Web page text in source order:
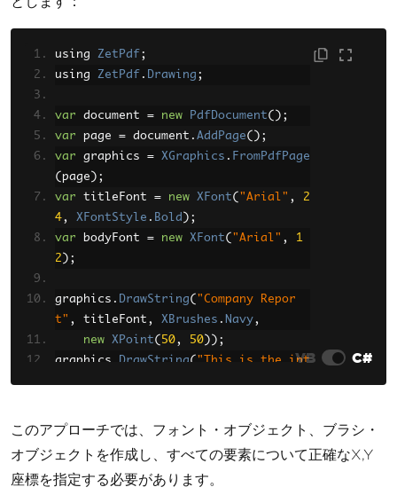
using ZetPdf ;
using ZetPdf . Drawing ;
var document = new PdfDocument();
var page = document . AddPage();
var graphics = XGraphics . FromPdfPage
( page );
var titleFont = new XFont( "Arial" ,
2
4, XFontStyle . Bold );
var bodyFont = new XFont( "Arial" ,
1
2 );
graphics . DrawString( "Company Repor
t" , titleFont , XBrushes . Navy,
new
XPoint( 50, 50 ));
graphics
DrawString( "This is the int
XPoint 80
DateTime . Now .ToString(), bodyFont
X
Brushes.Gray,
VB C#
このアプローチでは、フォント・オブジェクト、ブラシ・
オブジェクトを作成し、すべての要素について正確なX,Y
座標を指定する必要があります。